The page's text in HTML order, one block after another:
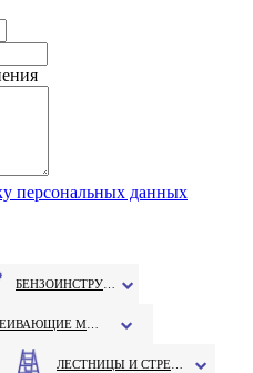
персональных данных